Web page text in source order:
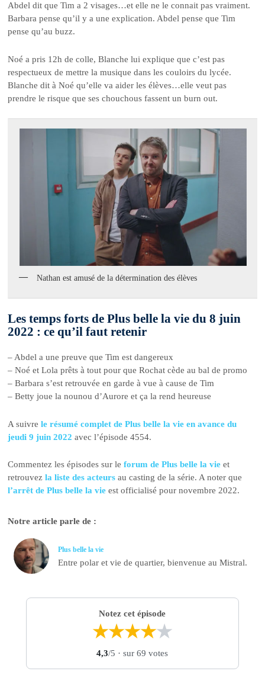
Abdel dit que Tim a 2 visages…et elle ne le connait pas vraiment.
Barbara pense qu’il y a une explication. Abdel pense que Tim
pense qu’au buzz.
Noé a pris 12h de colle, Blanche lui explique que c’est pas
respectueux de mettre la musique dans les couloirs du lycée.
Blanche dit à Noé qu’elle va aider les élèves…elle veut pas
prendre le risque que ses chouchous fassent un burn out.
Nathan est amusé de la détermination des élèves
Les temps forts de Plus belle la vie du 8 juin
2022 : ce qu’il faut retenir
– Abdel a une preuve que Tim est dangereux
– Noé et Lola prêts à tout pour que Rochat cède au bal de promo
– Barbara s’est retrouvée en garde à vue à cause de Tim
– Betty joue la nounou d’Aurore et ça la rend heureuse
A suivrele résumé complet de Plus belle la vie en avance du
jeudi 9 juin 2022 avec l’épisode 4554.
Commentez les épisodes sur le forum de Plus belle la vie et
retrouvezla liste des acteurs au casting de la série. A noter que
l’arrêt de Plus belle la vie est officialisé pour novembre 2022.
Notre article parle de :
Plus belle la vie
Entre polar et vie de quartier, bienvenue au Mistral.
Notez cet épisode
★★★★★
4,3/5 · sur 69 votes